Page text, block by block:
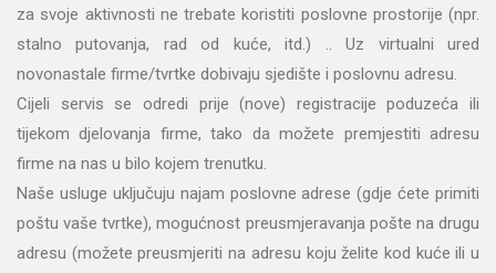
za svoje aktivnosti ne trebate koristiti poslovne prostorije (npr.
stalno putovanja, rad od kuće, itd.) .. Uz virtualni ured
novonastale firme/tvrtke dobivaju sjedište i poslovnu adresu.
Cijeli servis se odredi prije (nove) registracije poduzeća ili
tijekom djelovanja firme, tako da možete premjestiti adresu
firme na nas u bilo kojem trenutku.
Naše usluge uključuju najam poslovne adrese (gdje ćete primiti
poštu vaše tvrtke), mogućnost preusmjeravanja pošte na drugu
adresu (možete preusmjeriti na adresu koju želite kod kuće ili u